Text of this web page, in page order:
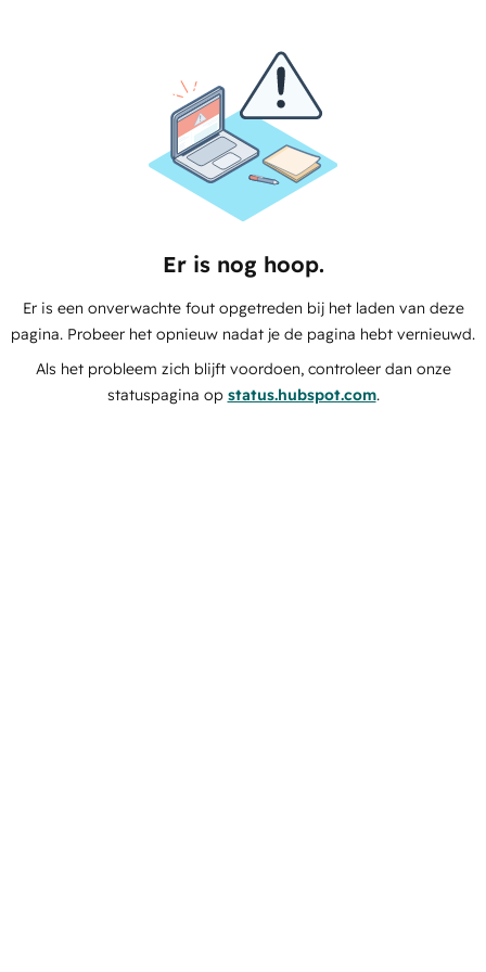
Er is nog hoop.
Er is een onverwachte fout opgetreden bij het laden van deze
pagina. Probeer het opnieuw nadat je de pagina hebt vernieuwd.
Als het probleem zich blijft voordoen, controleer dan onze
statuspagina op status.hubspot.com.